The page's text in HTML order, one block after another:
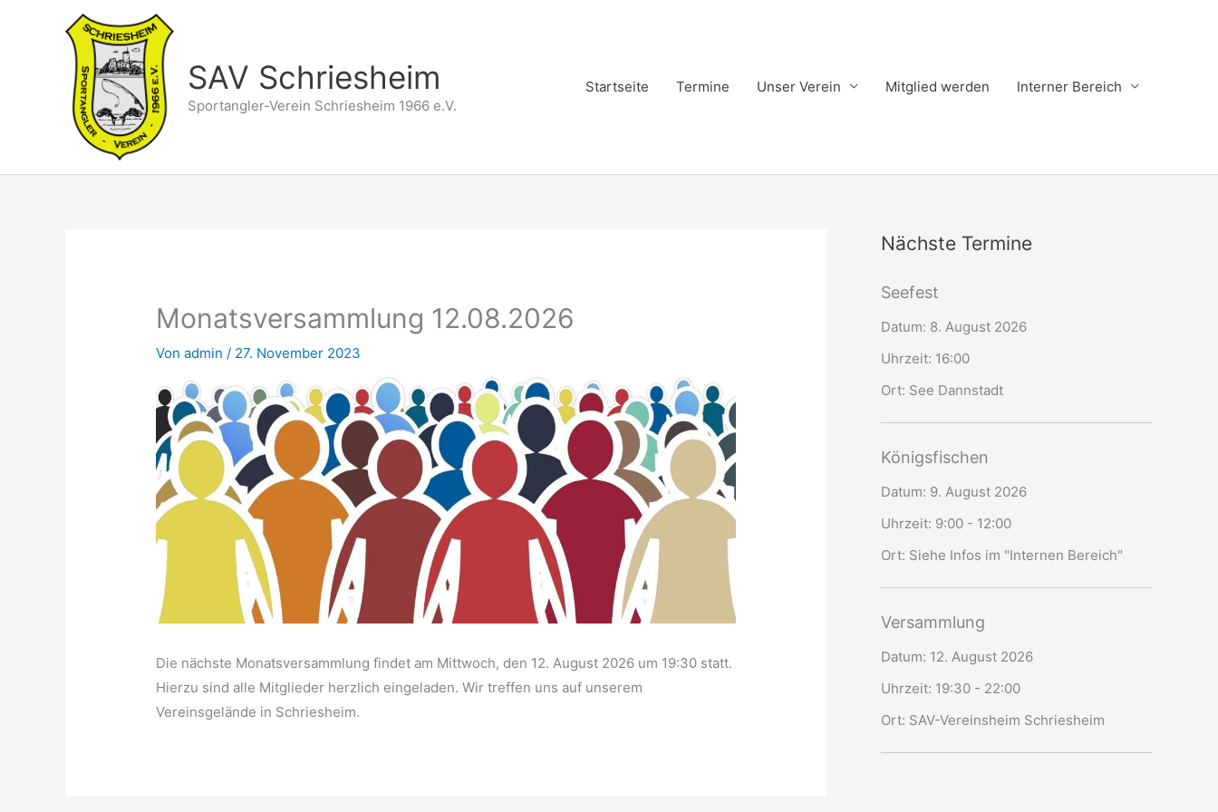
SAV Schriesheim
Sportangler-Verein Schriesheim 1966 e.V.
Startseite Termine Unser Verein Mitglied werden Interner Bereich
Monatsversammlung 12.08.2026
Vonadmin / 27. November 2023
Die nächste Monatsversammlung findet am Mittwoch, den 12. August 2026 um 19:30 statt.
Hierzu sind alle Mitglieder herzlich eingeladen. Wir treffen uns auf unserem
Vereinsgelände in Schriesheim.
Nächste Termine
Seefest
Datum: 8. August 2026
Uhrzeit: 16:00
Ort: See Dannstadt
Königsfischen
Datum: 9. August 2026
Uhrzeit: 9:00 - 12:00
Ort: Siehe Infos im "Internen Bereich"
Versammlung
Datum: 12. August 2026
Uhrzeit: 19:30 - 22:00
Ort: SAV-Vereinsheim Schriesheim